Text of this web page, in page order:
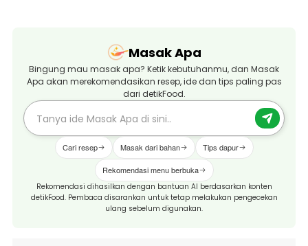
Masak Apa
Bingung mau masak apa? Ketik kebutuhanmu, dan Masak
Apa akan merekomendasikan resep, ide dan tips paling pas
dari detikFood.
Cari resep Masak dari bahan Tips dapur
Rekomendasi menu berbuka
Rekomendasi dihasilkan dengan bantuan AI berdasarkan konten
detikFood. Pembaca disarankan untuk tetap melakukan pengecekan
ulang sebelum digunakan.